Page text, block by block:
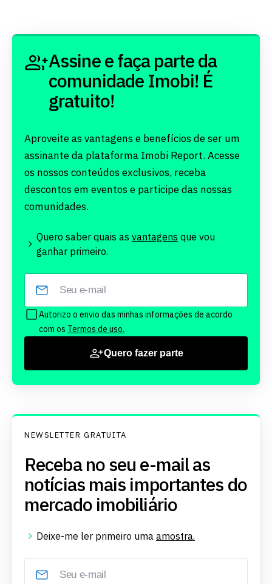
Assine e faça parte da
comunidade Imobi! É
gratuito!
Aproveite as vantagens e benefícios de ser um
assinante da plataforma Imobi Report. Acesse
os nossos conteúdos exclusivos, receba
descontos em eventos e participe das nossas
comunidades.
Quero saber quais as vantagens que vou
ganhar primeiro.
Autorizo o envio das minhas informações de acordo
com os Termos de uso.
Quero fazer parte
NEWSLETTER GRATUITA
Receba no seu e-mail as
notícias mais importantes do
mercado imobiliário
Deixe-me ler primeiro uma amostra.